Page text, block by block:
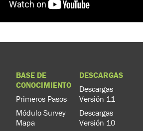
BASE DE
CONOCIMIENTO
Primeros Pasos
Módulo Survey
Mapa
DESCARGAS
Descargas
Versión 11
Descargas
Versión 10